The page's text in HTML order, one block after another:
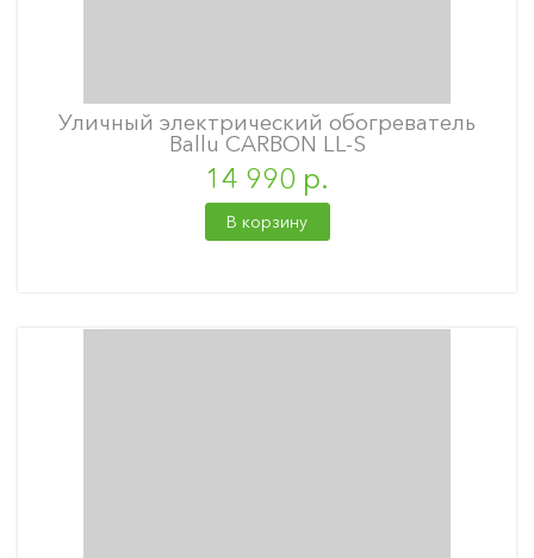
Уличный электрический обогреватель
Ballu CARBON LL-S
14 990 р.
В корзину